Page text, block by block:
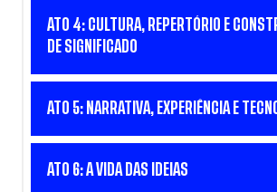
ATO 4: CULTURA, REPERTÓRIO E
DE SIGNIFICADO
ATO 5: NARRATIVA, EXPERIÊNCIA E
ATO 6: A VIDA DAS IDEIAS